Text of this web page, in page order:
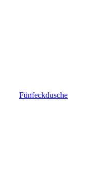
Fünfeckdusche